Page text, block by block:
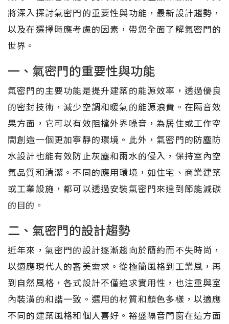
將深入探討氣密門的重要性與功能，最新設計趨勢，
以及在選擇時應考慮的因素，帶您全面了解氣密門的
世界。
一、氣密門的重要性與功能
氣密門的主要功能是提升建築的能源效率，透過優良
的密封技術，減少空調和暖氣的能源浪費。在隔音效
果方面，它可以有效阻擋外界噪音，為居住或工作空
間創造一個更加寧靜的環境。此外，氣密門的防塵防
水設計也能有效防止灰塵和雨水的侵入，保持室內空
氣品質和清潔。不同的應用環境，如住宅、商業建築
或工業設施，都可以透過安裝氣密門來達到節能減碳
的目的。
二、氣密門的設計趨勢
近年來，氣密門的設計逐漸趨向於簡約而不失時尚，
以適應現代人的審美需求。從極簡風格到工業風，再
到自然風格，各式設計不僅追求實用性，也注重與室
內裝潢的和諧一致。選用的材質和顏色多樣，以適應
不同的建築風格和個人喜好。裕盛隔音門窗在這方面